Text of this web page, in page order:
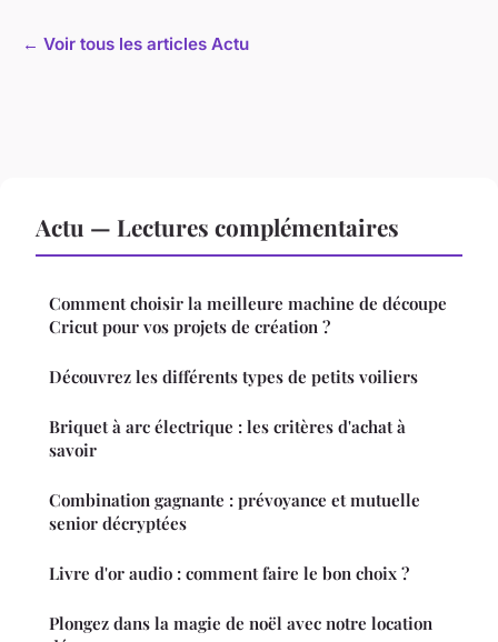
← Voir tous les articles Actu
Actu — Lectures complémentaires
Comment choisir la meilleure machine de découpe
Cricut pour vos projets de création ?
Découvrez les différents types de petits voiliers
Briquet à arc électrique : les critères d'achat à
savoir
Combination gagnante : prévoyance et mutuelle
senior décryptées
Livre d'or audio : comment faire le bon choix ?
Plongez dans la magie de noël avec notre location